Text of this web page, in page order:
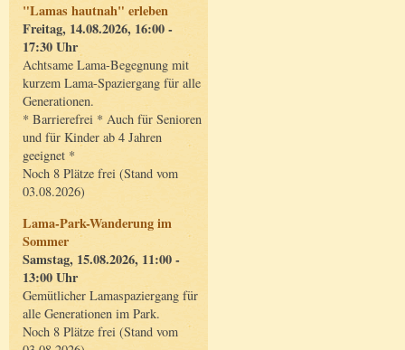
"Lamas hautnah" erleben
Freitag, 14.08.2026, 16:00 -
17:30 Uhr
Achtsame Lama-Begegnung mit
kurzem Lama-Spaziergang für alle
Generationen.
* Barrierefrei * Auch für Senioren
und für Kinder ab 4 Jahren
geeignet *
Noch 8 Plätze frei (Stand vom
03.08.2026)
Lama-Park-Wanderung im
Sommer
Samstag, 15.08.2026, 11:00 -
13:00 Uhr
Gemütlicher Lamaspaziergang für
alle Generationen im Park.
Noch 8 Plätze frei (Stand vom